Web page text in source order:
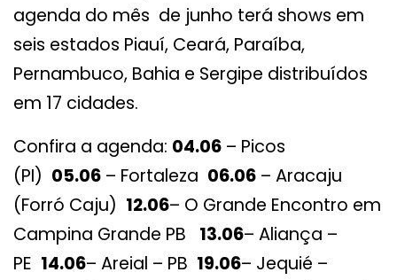
agenda do mês de junho terá shows em
seis estados Piauí, Ceará, Paraíba,
Pernambuco, Bahia e Sergipe distribuídos
em 17 cidades.
Confira a agenda: 04.06 – Picos
(PI) 05.06 – Fortaleza 06.06 – Aracaju
(Forró Caju) 12.06– O Grande Encontro em
Campina Grande PB 13.06– Aliança –
PE 14.06– Areial – PB 19.06– Jequié –